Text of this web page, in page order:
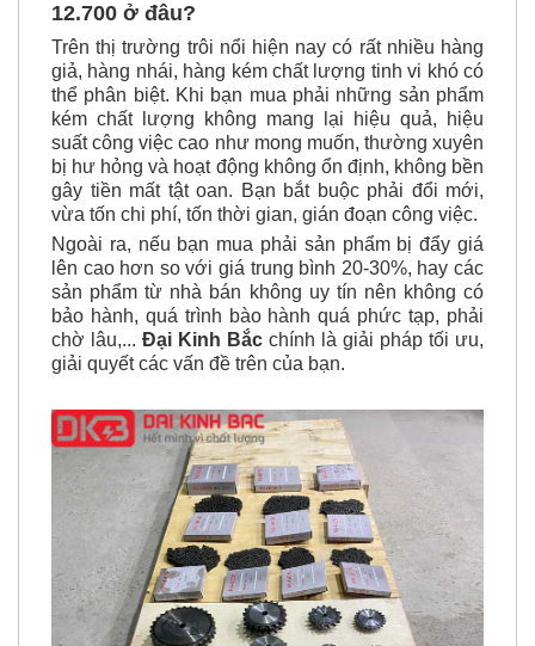
12.700 ở đâu?
Trên thị trường trôi nổi hiện nay có rất nhiều hàng
giả, hàng nhái, hàng kém chất lượng tinh vi khó có
thể phân biệt. Khi bạn mua phải những sản phẩm
kém chất lượng không mang lại hiệu quả, hiệu
suất công việc cao như mong muốn, thường xuyên
bị hư hỏng và hoạt động không ổn định, không bền
gây tiền mất tật oan. Bạn bắt buộc phải đổi mới,
vừa tốn chi phí, tốn thời gian, gián đoạn công việc.
Ngoài ra, nếu bạn mua phải sản phẩm bị đẩy giá
lên cao hơn so với giá trung bình 20-30%, hay các
sản phẩm từ nhà bán không uy tín nên không có
bảo hành, quá trình bào hành quá phức tạp, phải
chờ lâu,... Đại Kinh Bắc chính là giải pháp tối ưu,
giải quyết các vấn đề trên của bạn.